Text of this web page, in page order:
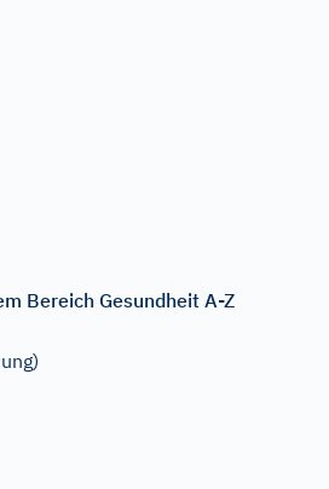
Bereich Gesundheit A-Z